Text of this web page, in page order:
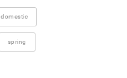
domestic
spring